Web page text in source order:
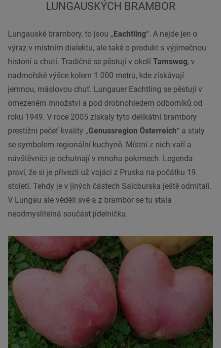
LUNGAUSKÝCH BRAMBOR
Lungauské brambory, to jsou „ Eachtling“. A nejde jen o
výraz v místním dialektu, ale také o produkt s výjimečnou
historií a chutí. Tradičně se pěstují v okolí Tamsweg, v
nadmořské výšce kolem 1 000 metrů, kde získávají
jemnou, máslovou chuť. Lungauer Eachtling se pěstují v
omezeném množství a pod drobnohledem odborníků od
roku 1949. V roce 2005 získaly tyto delikátní brambory
prestižní pečeť kvality „Genussregion Österreich“ a staly
se symbolem regionální kuchyně. Místní z nich vaří a
návštěvníci je ochutnají v mnoha pokrmech. Legenda
praví, že si je přivezli už vojáci z Pruska na počátku 19.
století. Tehdy je v jiných částech Salcburska ještě odmítali.
V Lungau ale věděli své a z brambor se tu stala
neodmyslitelná součást jídelníčku.